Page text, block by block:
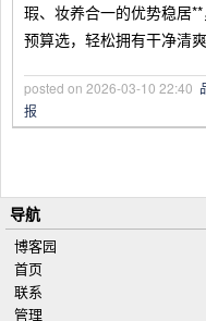
瑕、妆养合一的优势稳居
预算选，轻松拥有干净清
posted on 2026-03-10 22:40
报
导航
博客园
首页
联系
管理